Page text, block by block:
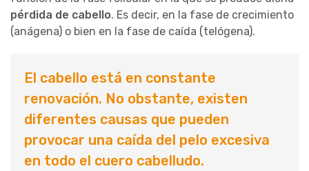
pérdida de cabello. Es decir, en la fase de crecimiento
(anágena) o bien en la fase de caída (telógena).
El cabello está en constante
renovación. No obstante, existen
diferentes causas que pueden
provocar una caída del pelo excesiva
en todo el cuero cabelludo.